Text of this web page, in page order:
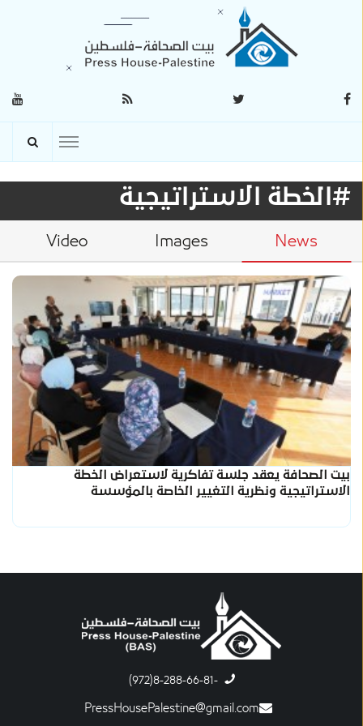
#الخطة الاستراتيجية
News
Images
Video
بيت الصحافة يعقد جلسة تفاكرية لاستعراض الخطة
الاستراتيجية ونظرية التغيير الخاصة بالمؤسسة
-8-288-66-81(972)
PressHousePalestine@gmail.com